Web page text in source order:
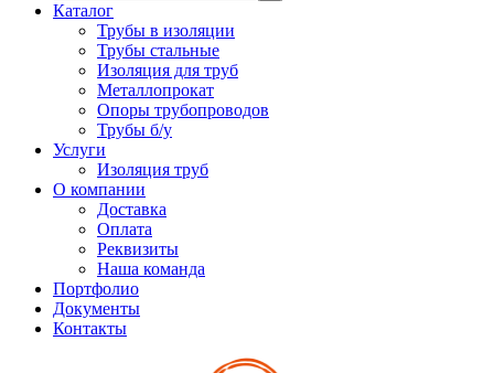
Каталог
Трубы в изоляции
Трубы стальные
Изоляция для труб
Металлопрокат
Опоры трубопроводов
Трубы б/у
Услуги
Изоляция труб
О компании
Доставка
Оплата
Реквизиты
Наша команда
Портфолио
Документы
Контакты